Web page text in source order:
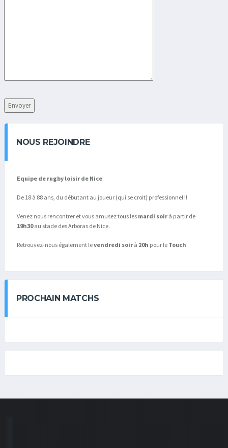
NOUS REJOINDRE
Equipe de rugby loisir de Nice.
De 18 à 88 ans, du débutant au joueur (qui se croit) professionnel !!
Venez nous rencontrer et vous amusez tous les mardi soir à partir de
19h30au stade des Arboras de Nice.
Retrouvez-nous également levendredi soir à 20h pour le Touch
PROCHAIN MATCHS